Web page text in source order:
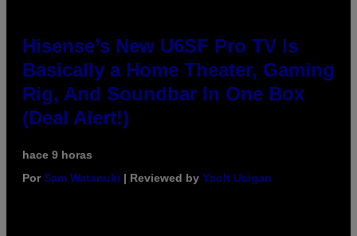
Hisense’s New U6SF Pro TV Is
Basically a Home Theater, Gaming
Rig, And Soundbar In One Box
(Deal Alert!)
hace 9 horas
PorSam Watanuki | Reviewed by Ysolt Usigan